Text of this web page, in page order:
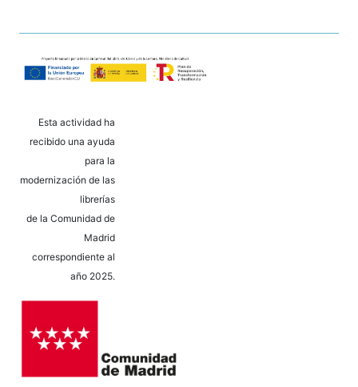
Esta actividad ha
recibido una ayuda
para la
modernización de las
librerías
de la Comunidad de
Madrid
correspondiente al
año 2025.